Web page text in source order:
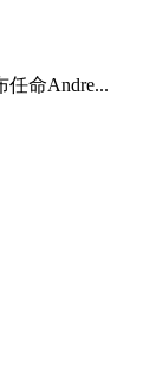
任命Andre...